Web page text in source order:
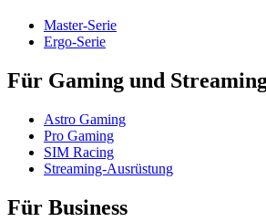
Master-Serie
Ergo-Serie
Für Gaming und
Astro Gaming
Pro Gaming
SIM Racing
Streaming-Ausrüstung
Für Business